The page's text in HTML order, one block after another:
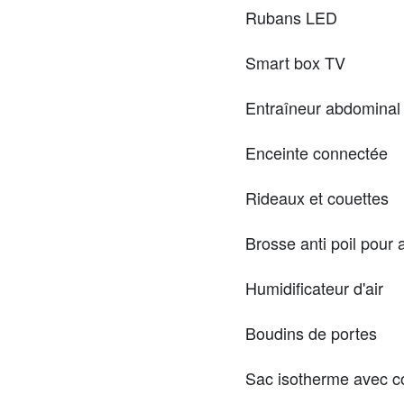
Rubans LED
Smart box TV
Entraîneur abdominal
Enceinte connectée
Rideaux et couettes
Brosse anti poil pour
Humidificateur d'air
Boudins de portes
Sac isotherme avec